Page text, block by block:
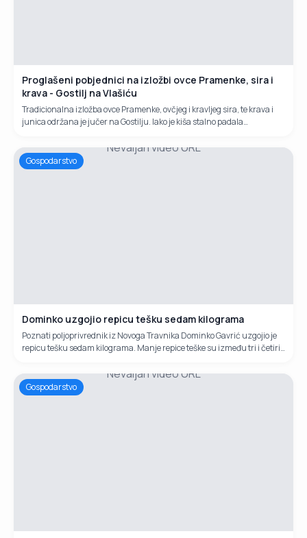
Proglašeni pobjednici na izložbi ovce Pramenke, sira i
krava - Gostilj na Vlašiću
Tradicionalna izložba ovce Pramenke, ovčjeg i kravljeg sira, te krava i
junica održana je jučer na Gostilju. Iako je kiša stalno padala
organizaciji Udruženja poljoprivrednika Vlašić - Karaula.
Nevaljan video URL
Gospodarstvo
Dominko uzgojio repicu tešku sedam kilograma
Poznati poljoprivrednik iz Novoga Travnika Dominko Gavrić uzgojio je
repicu tešku sedam kilograma. Manje repice teške su između tri i četiri
Nevaljan video URL
Gospodarstvo